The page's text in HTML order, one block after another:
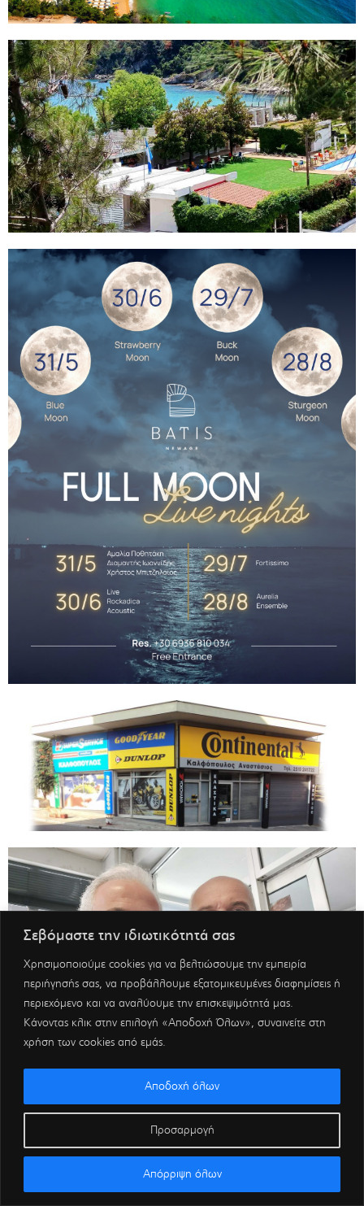
Σεβόμαστε την ιδιωτικότητά σας
Χρησιμοποιούμε cookies για να βελτιώσουμε την εμπειρία
περιήγησής σας, να προβάλλουμε εξατομικευμένες διαφημίσεις ή
περιεχόμενο και να αναλύουμε την επισκεψιμότητά μας.
Κάνοντας κλικ στην επιλογή «Αποδοχή Όλων», συναινείτε στη
χρήση των cookies από εμάς.
Προσαρμογή
Απόρριψη όλων
Αποδοχή όλων